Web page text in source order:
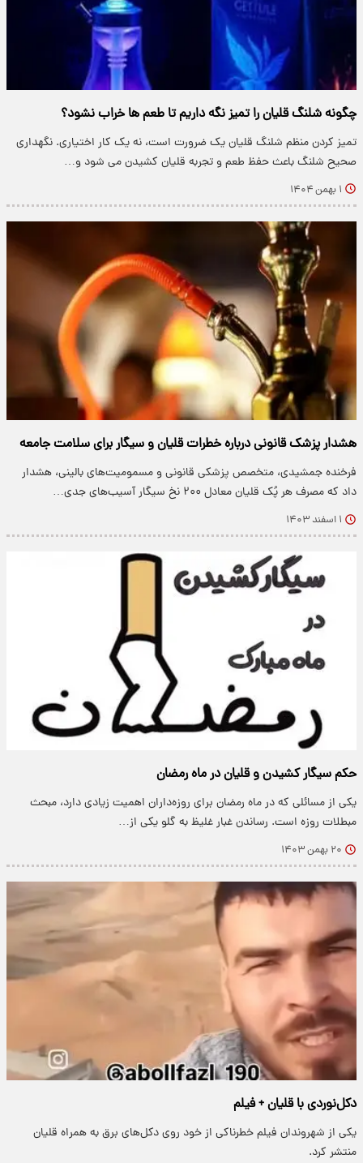
چگونه شلنگ قلیان را تمیز نگه داریم تا طعم ها خراب نشود؟
تمیز کردن منظم شلنگ قلیان یک ضرورت است، نه یک کار اختیاری. نگهداری
صحیح شلنگ باعث حفظ طعم و تجربه قلیان کشیدن می شود و…
۱ بهمن ۱۴۰۴
هشدار پزشک قانونی درباره خطرات قلیان و سیگار برای سلامت جامعه
فرخنده جمشیدی، متخصص پزشکی قانونی و مسمومیت‌های بالینی، هشدار
داد که مصرف هر پُک قلیان معادل ۲۰۰ نخ سیگار آسیب‌های جدی…
۱ اسفند ۱۴۰۳
حکم سیگار کشیدن و قلیان در ماه رمضان
یکی از مسائلی که در ماه رمضان برای روزه‌داران اهمیت زیادی دارد، مبحث
مبطلات روزه است. رساندن غبار غلیظ به گلو یکی از…
۲۰ بهمن ۱۴۰۳
دکل‌نوردی با قلیان + فیلم
یکی از شهروندان فیلم خطرناکی از خود روی دکل‌های برق به همراه قلیان
منتشر کرد.